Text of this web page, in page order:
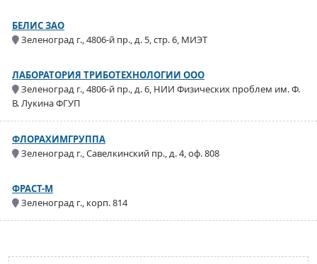
БЕЛИС ЗАО
Зеленоград г., 4806-й пр., д. 5, стр. 6, МИЭТ
ЛАБОРАТОРИЯ ТРИБОТЕХНОЛОГИИ ООО
Зеленоград г., 4806-й пр., д. 6, НИИ Физических проблем им. Ф.
В. Лукина ФГУП
ФЛОРАХИМГРУППА
Зеленоград г., Савелкинский пр., д. 4, оф. 808
ФРАСТ-М
Зеленоград г., корп. 814